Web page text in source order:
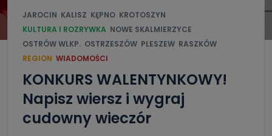
JAROCIN KALISZ KĘPNO KROTOSZYN
KULTURA I ROZRYWKA NOWE SKALMIERZYCE
OSTRÓW WLKP. OSTRZESZÓW PLESZEW RASZKÓW
REGION WIADOMOŚCI
KONKURS WALENTYNKOWY!
Napisz wiersz i wygraj
cudowny wieczór